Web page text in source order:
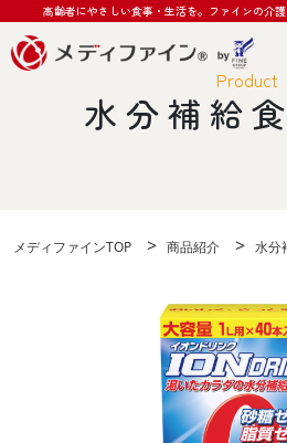
高齢者にやさしい食事・生活を。 ファインの介
Product
水分補給
メディファインTOP > 商品紹介 > 水分